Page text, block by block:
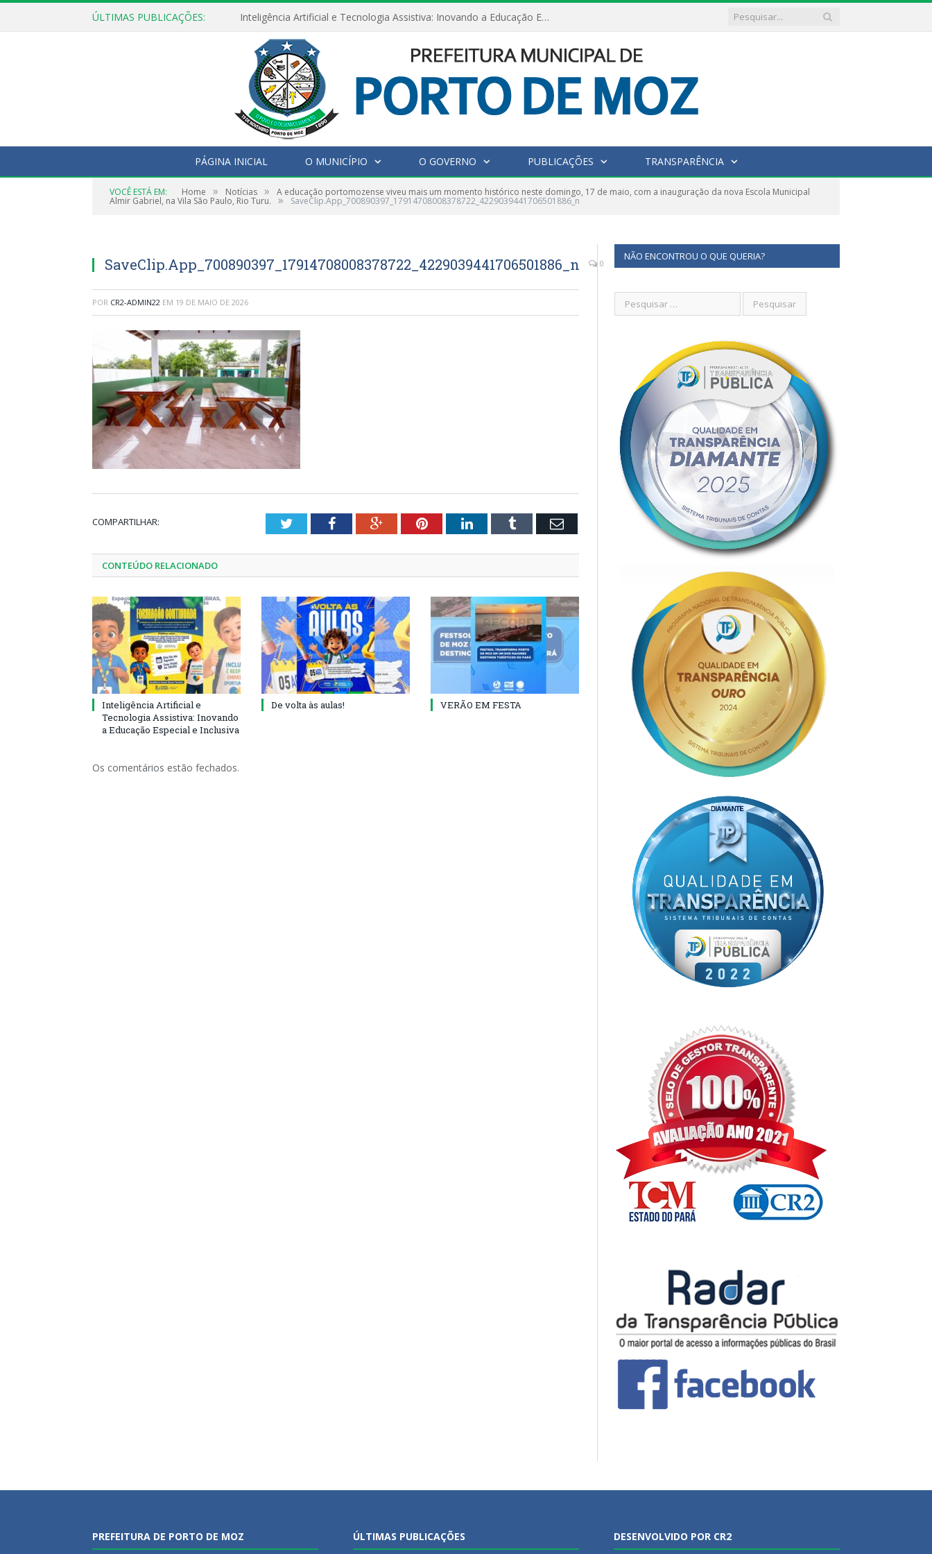
ÚLTIMAS PUBLICAÇÕES: Inteligência Artificial e Tecnologia Assistiva: Inovando a Educação Especial e Inclusiva
PÁGINA INICIAL O MUNICÍPIO O GOVERNO PUBLICAÇÕES TRANSPARÊNCIA
VOCÊ ESTÁ EM: Home » Notícias » A educação portomozense viveu mais um momento histórico neste domingo, 17 de maio, com a inauguração da nova Escola Municipal
Almir Gabriel, na Vila São Paulo, Rio Turu. » SaveClip.App_700890397_17914708008378722_4229039441706501886_n
SaveClip.App_700890397_17914708008378722_4229039441706501886_n 0
POR CR2-ADMIN22 EM 19 DE MAIO DE 2026
COMPARTILHAR: TwitterFacebookGoogle+PinterestLinkedInTumblr Email
CONTEÚDO RELACIONADO
Inteligência Artificial e
Tecnologia Assistiva: Inovando
a Educação Especial e Inclusiva
De volta às aulas! VERÃO EM FESTA
Os comentários estão fechados.
NÃO ENCONTROU O QUE QUERIA?
PREFEITURA DE PORTO DE MOZ ÚLTIMAS PUBLICAÇÕES DESENVOLVIDO POR CR2